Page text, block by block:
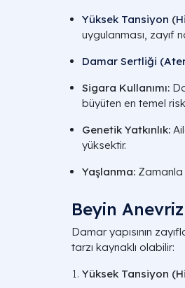
Yüksek Tansiyon (
uygulanması, zayıf
Damar Sertliği
Sigara Kullanımı:
büyüten en temel
Genetik Yatkınlık:
yüksektir.
Yaşlanma:
Beyin
Damar yapısının
tarzı kaynaklı olabilir:
Yüksek Tansiyon